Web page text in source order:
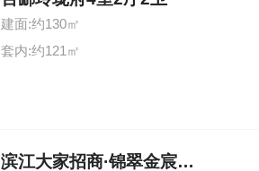
建面:约130㎡
套内:约121㎡
滨江大家招商·锦翠金宸府4室2厅2卫